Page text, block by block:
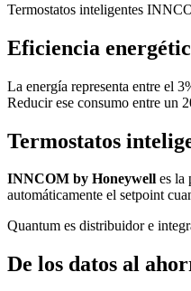
Termostatos inteligentes
Eficiencia
La energía representa entre el
Reducir ese consumo entre un
Termostatos
INNCOM by Honeywell es la
automáticamente el setpoint
Quantum es distribuidor e
De los datos al